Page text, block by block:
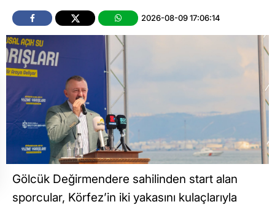
2026-08-09 17:06:14
Gölcük Değirmendere sahilinden start alan
sporcular, Körfez’in iki yakasını kulaçlarıyla